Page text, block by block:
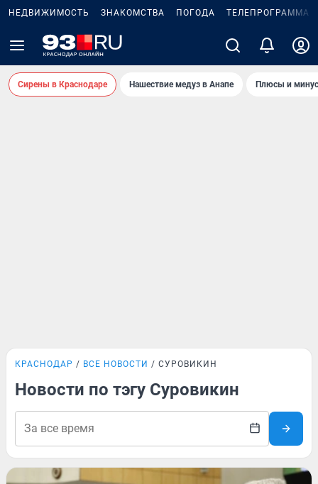
НЕДВИЖИМОСТЬ ЗНАКОМСТВА ПОГОДА ТЕЛЕПРОГРАММА
Сирены в Краснодаре Нашествие медуз в Анапе Плюсы и
КРАСНОДАР ВСЕ НОВОСТИ СУРОВИКИН
Новости по тэгу Суровикин